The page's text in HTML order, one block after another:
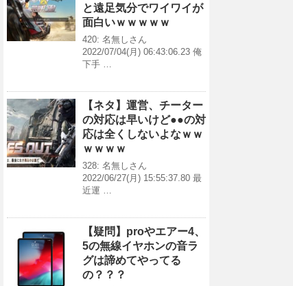
と遠足気分でワイワイが
面白いｗｗｗｗｗ
420: 名無しさん
2022/07/04(月) 06:43:06.23 俺
下手 …
【ネタ】運営、チーター
の対応は早いけど●●の対
応は全くしないよなｗｗ
ｗｗｗｗ
328: 名無しさん
2022/06/27(月) 15:55:37.80 最
近運 …
【疑問】proやエアー4、
5の無線イヤホンの音ラ
グは諦めてやってる
の？？？